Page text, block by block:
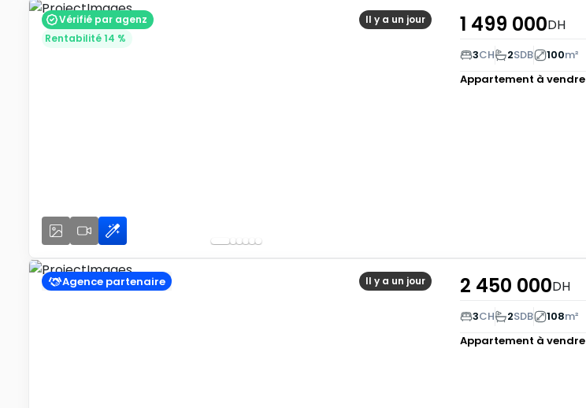
Il y a un jour
Vérifié par agenz
Rentabilité 14 %
1 499 000DH
3CH 2SDB 100m²
Appartement à vendre
Il y a un jour
Agence partenaire 2 450 000DH
3CH 2SDB 108m²
Appartement à vendre